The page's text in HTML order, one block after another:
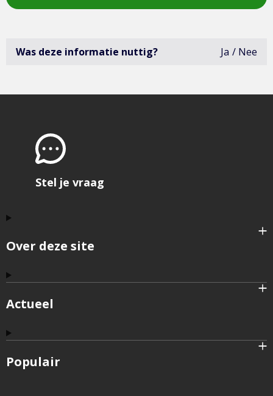
Was deze informatie nuttig? Ja Nee
Over deze site
Actueel
Populair
Stel je vraag